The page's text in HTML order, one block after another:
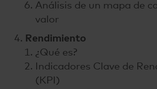
Análisis de un mapa de
valor
Rendimiento
¿Qué es?
Indicadores Clave de
(KPI)